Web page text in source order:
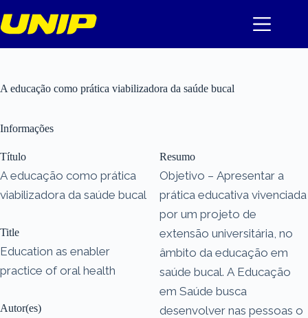
para
o
A educação como prática viabilizadora da saúde bucal
Informações
Título
A educação como prática
viabilizadora da saúde bucal
Title
Education as enabler
practice of oral health
Autor(es)
Resumo
Objetivo – Apresentar a
prática educativa vivenciada
por um projeto de
extensão universitária, no
âmbito da educação em
saúde bucal. A Educação
em Saúde busca
desenvolver nas pessoas o